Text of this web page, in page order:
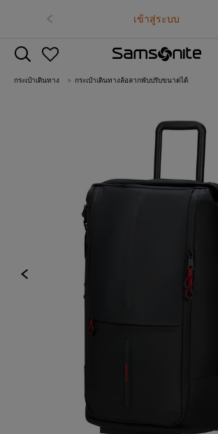
เข้าสู่ระบบ
กระเป๋าเดินทาง กระเป๋าเดินทางล้อลากพับปรับขนาดได้